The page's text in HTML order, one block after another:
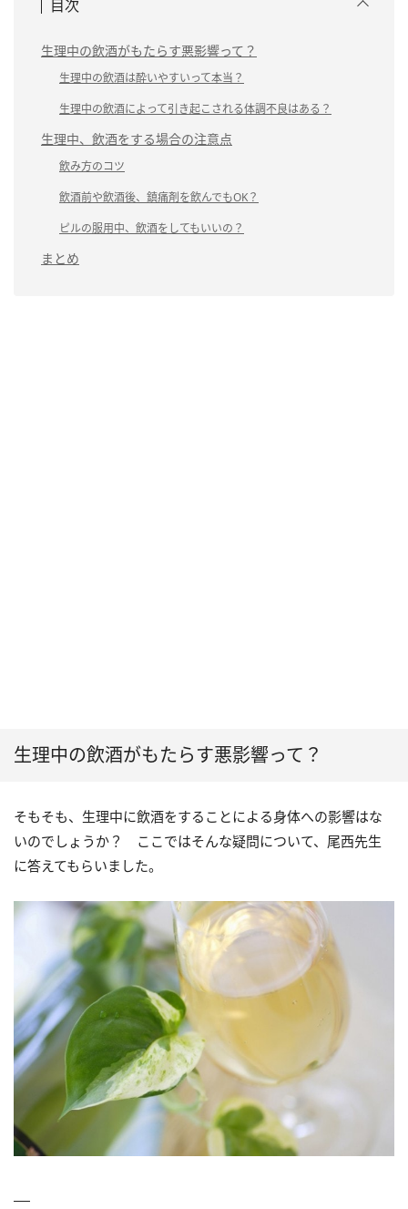
目次
生理中の飲酒がもたらす悪影響って？
生理中の飲酒は酔いやすいって本当？
生理中の飲酒によって引き起こされる体調不良はある？
生理中、飲酒をする場合の注意点
飲み方のコツ
飲酒前や飲酒後、鎮痛剤を飲んでもOK？
ピルの服用中、飲酒をしてもいいの？
まとめ
生理中の飲酒がもたらす悪影響って？
そもそも、生理中に飲酒をすることによる身体への影響はな
いのでしょうか？ ここではそんな疑問について、尾西先生
に答えてもらいました。